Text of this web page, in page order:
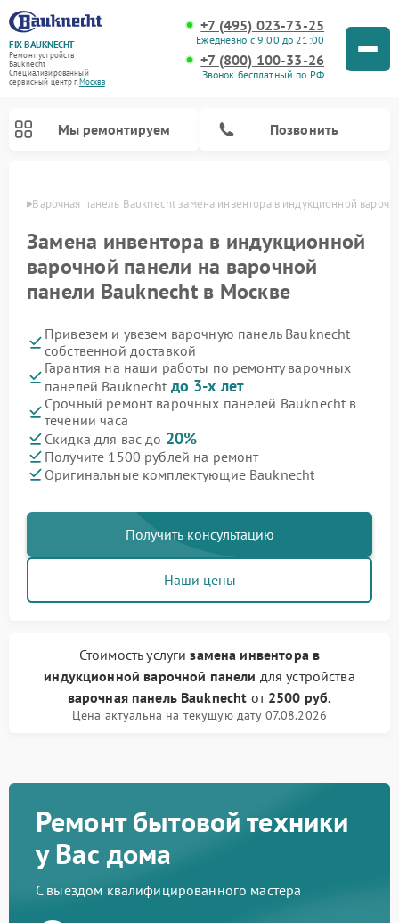
FIX-BAUKNECHT
Ремонт устройств
Bauknecht
Специализированный
cервисный центр г.Москва
+7 (495) 023-73-25
Ежедневно с 9:00 до 21:00
+7 (800) 100-33-26
Звонок бесплатный по РФ
Мы ремонтируем Позвонить
Варочная панель Bauknecht замена инвентора в индукционной
Замена инвентора в индукционной
варочной панели на варочной
панели Bauknecht в Москве
Привезем и увезем варочную панель Bauknecht
собственной доставкой
Гарантия на наши работы по ремонту варочных
панелей Bauknecht до 3-х лет
Срочный ремонт варочных панелей Bauknecht в
течении часа
Скидка для вас до 20%
Получите 1500 рублей на ремонт
Оригинальные комплектующие Bauknecht
Получить консультацию
Наши цены
Стоимость услугизамена инвентора в
индукционной варочной панели для устройства
варочная панель Bauknecht от 2500 руб.
Цена актуальна на текущую дату 07.08.2026
Ремонт бытовой техники
у Вас дома
С выездом квалифицированного мастера